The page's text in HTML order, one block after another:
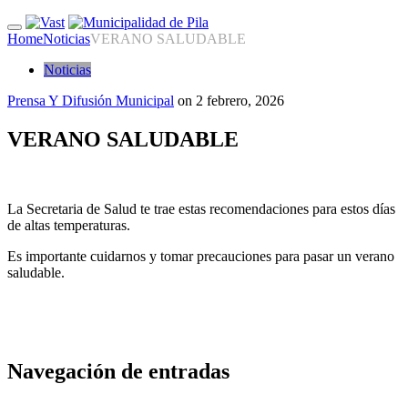
HomeNoticiasVERANO SALUDABLE
Noticias
Prensa Y Difusión Municipal on 2 febrero, 2026
VERANO SALUDABLE
La Secretaria de Salud te trae estas recomendaciones para estos días
de altas temperaturas.
Es importante cuidarnos y tomar precauciones para pasar un verano
saludable.
Navegación de entradas